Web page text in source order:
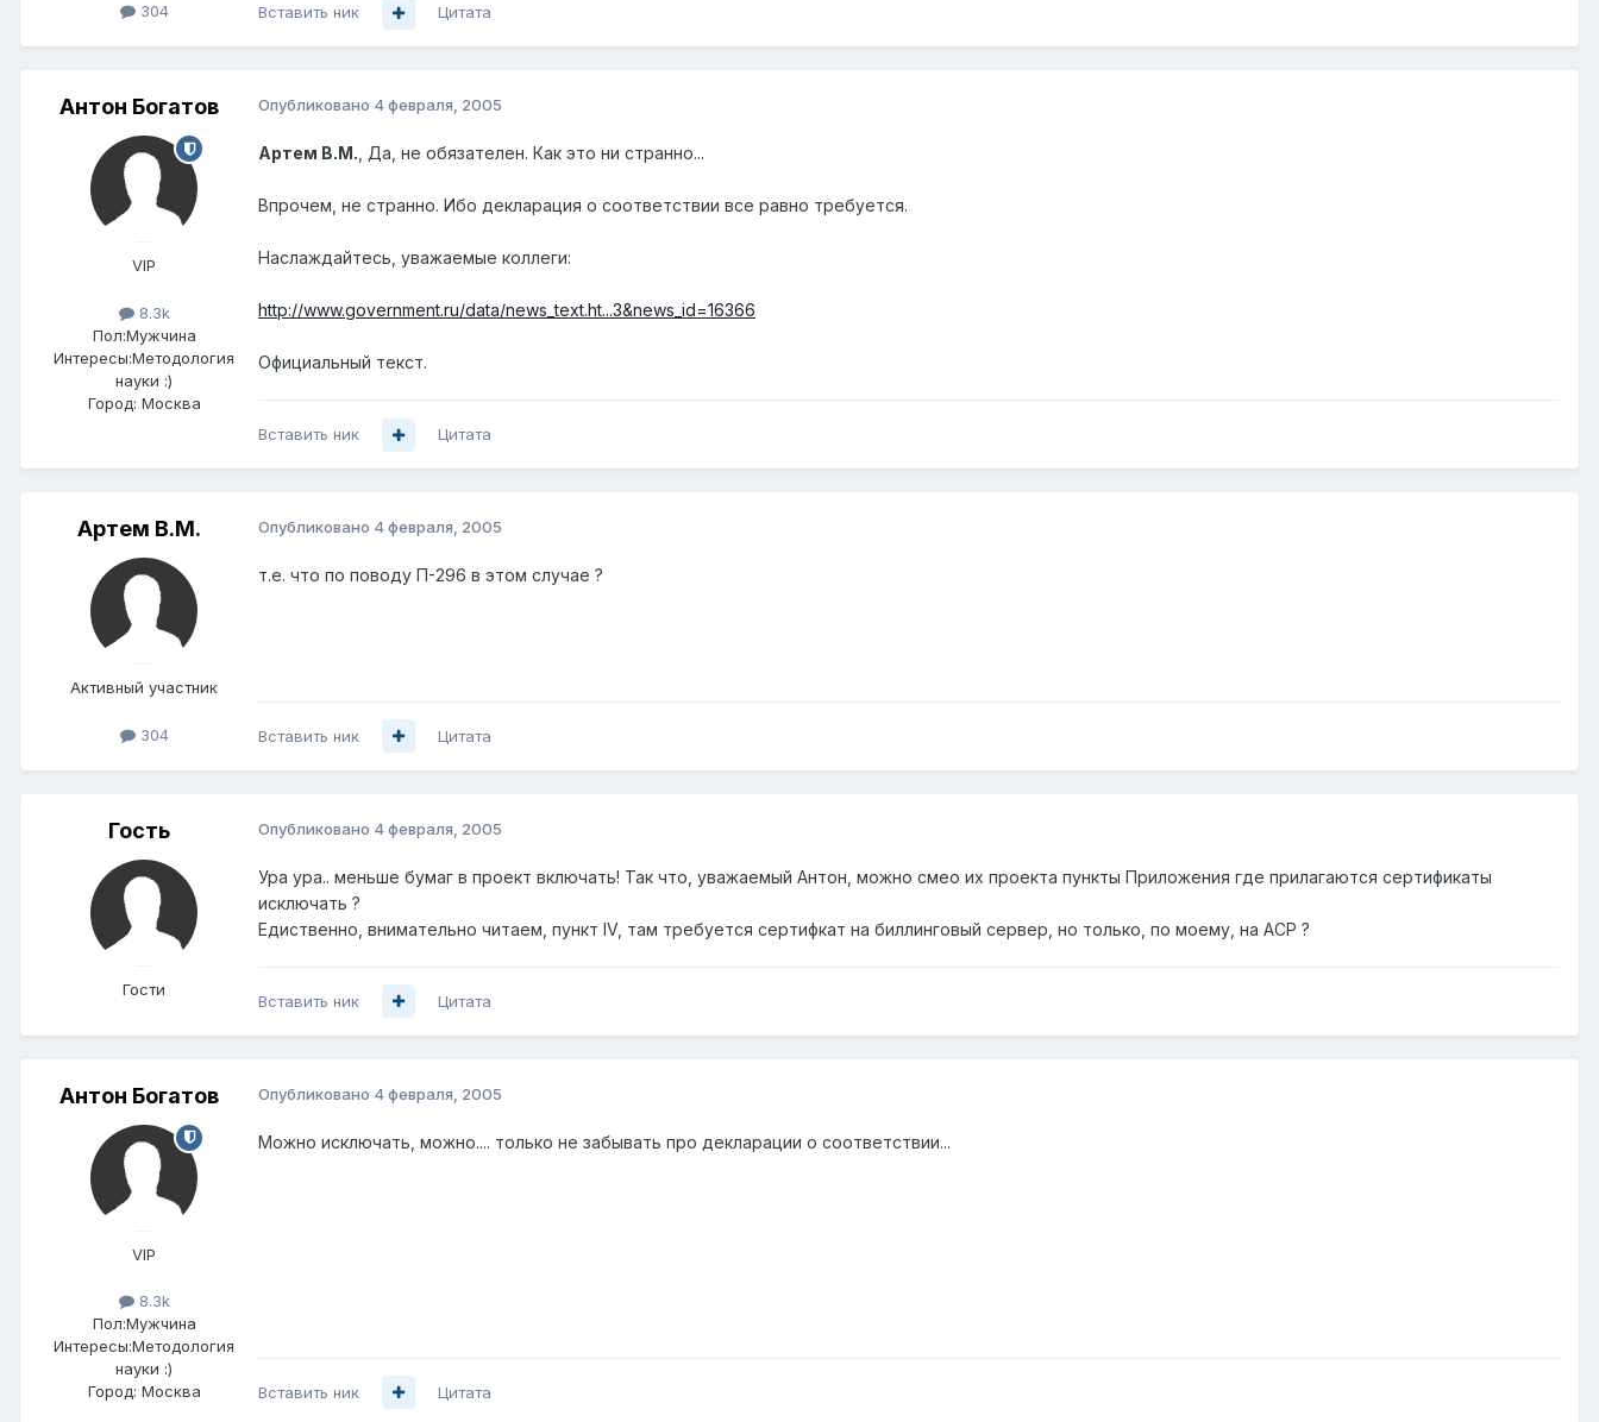
304 Вставить ник Цитата
Антон Богатов
VIP
8.3k
Пол:Мужчина
Интересы:Методология
науки :)
Город: Москва
Опубликовано 4 февраля, 2005
Артем B.M., Да, не обязателен. Как это ни странно...
Впрочем, не странно. Ибо декларация о соответствии все равно требуется.
Наслаждайтесь, уважаемые коллеги:
http://www.government.ru/data/news_text.ht...3&news_id=16366
Официальный текст.
Вставить ник Цитата
Артем B.M.
Активный участник
304
Опубликовано 4 февраля, 2005
т.е. что по поводу П-296 в этом случае ?
Вставить ник Цитата
Гость
Гости
Опубликовано 4 февраля, 2005
Ура ура.. меньше бумаг в проект включать! Так что, уважаемый Антон, можно смео их проекта пункты Приложения где прилагаются сертификаты
исключать ?
Едиственно, внимательно читаем, пункт IV, там требуется сертифкат на биллинговый сервер, но только, по моему, на АСР ?
Вставить ник Цитата
Антон Богатов
VIP
8.3k
Пол:Мужчина
Интересы:Методология
науки :)
Город: Москва
Опубликовано 4 февраля, 2005
Можно исключать, можно.... только не забывать про декларации о соответствии...
Вставить ник Цитата